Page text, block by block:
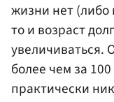
жизни нет
то и возраст
более чем за
практически